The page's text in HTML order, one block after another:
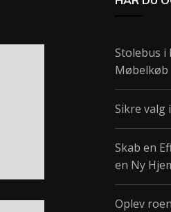
Stolebus i
Møbelkøb
Sikre valg
Skab en
en Ny
Oplev